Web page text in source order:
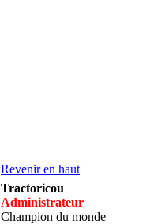
Revenir en haut
Tractoricou
Administrateur
Champion du monde